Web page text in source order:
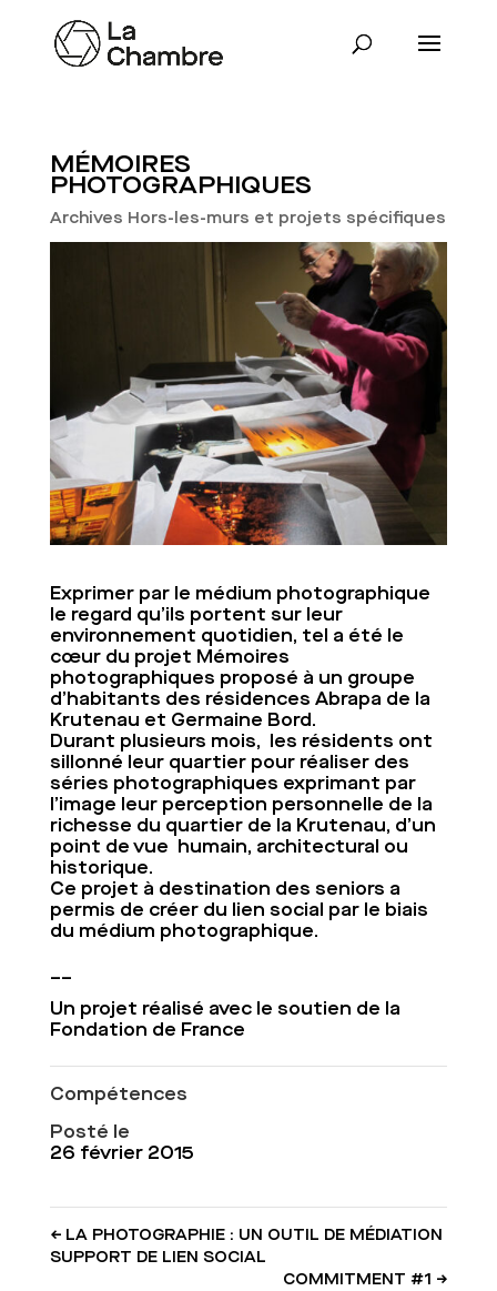
MÉMOIRES
PHOTOGRAPHIQUES
Archives Hors-les-murs et projets spécifiques
Exprimer par le médium photographique
le regard qu’ils portent sur leur
environnement quotidien, tel a été le
cœur du projet Mémoires
photographiques proposé à un groupe
d’habitants des résidences Abrapa de la
Krutenau et Germaine Bord.
Durant plusieurs mois, les résidents ont
sillonné leur quartier pour réaliser des
séries photographiques exprimant par
l’image leur perception personnelle de la
richesse du quartier de la Krutenau, d’un
point de vue humain, architectural ou
historique.
Ce projet à destination des seniors a
permis de créer du lien social par le biais
du médium photographique.
Un projet réalisé avec le soutien de la
Fondation de France
Compétences
Posté le
26 février 2015
←LA PHOTOGRAPHIE : UN OUTIL DE MÉDIATION
SUPPORT DE LIEN SOCIAL
COMMITMENT #1 →